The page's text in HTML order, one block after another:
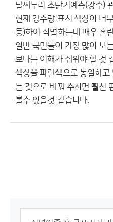
날씨누리 초단기예측(강수)
현재 강수량 표시 색상이 너
등)하여 식별하는데 매우 혼
일반 국민들이 가장 많이 보
보다는 이해가 쉬워야 할 것
색상을 파란색으로 통일하
는 것으로 바꿔 주시면 훨신
볼수 있을것 같습니다.샋